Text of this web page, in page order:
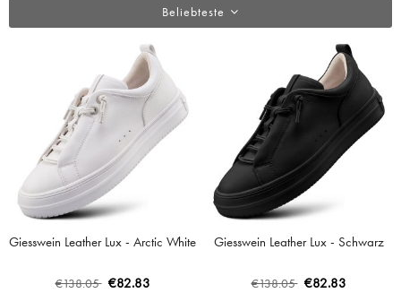
Beliebteste
Giesswein Leather Lux - Arctic White
€138.05 €82.83
Giesswein Leather Lux - Schwarz
€138.05 €82.83